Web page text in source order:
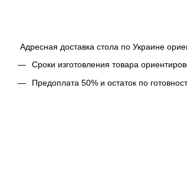
Адресная доставка стола по Украине
Сроки изготовления товара
Предоплата 50% и остаток по